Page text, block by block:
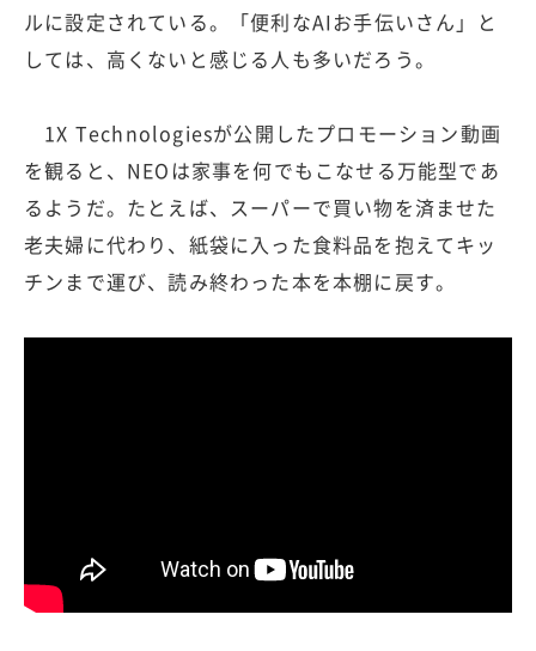
ルに設定されている。「便利なAIお手伝いさん」と
しては、高くないと感じる人も多いだろう。
1X Technologiesが公開したプロモーション動画
を観ると、NEOは家事を何でもこなせる万能型であ
るようだ。たとえば、スーパーで買い物を済ませた
老夫婦に代わり、紙袋に入った食料品を抱えてキッ
チンまで運び、読み終わった本を本棚に戻す。